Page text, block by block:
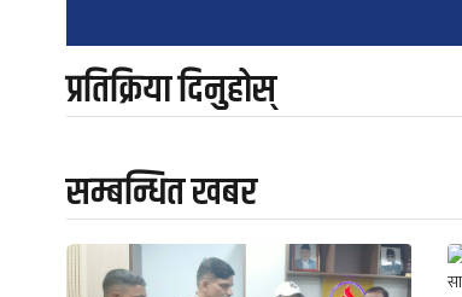
प्रतिक्रिया दिनुहोस्
सम्बन्धित खबर